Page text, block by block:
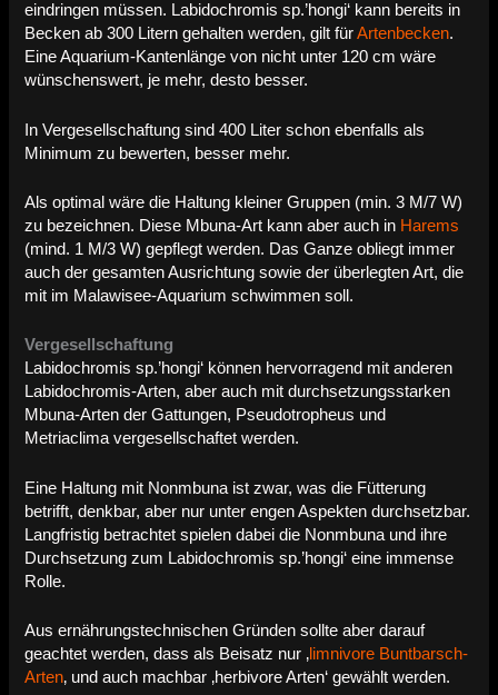
eindringen müssen. Labidochromis sp.’hongi‘ kann bereits in
Becken ab 300 Litern gehalten werden, gilt fürArtenbecken.
Eine Aquarium-Kantenlänge von nicht unter 120 cm wäre
wünschenswert, je mehr, desto besser.
In Vergesellschaftung sind 400 Liter schon ebenfalls als
Minimum zu bewerten, besser mehr.
Als optimal wäre die Haltung kleiner Gruppen (min. 3 M/7 W)
zu bezeichnen. Diese Mbuna-Art kann aber auch in Harems
(mind. 1 M/3 W) gepflegt werden. Das Ganze obliegt immer
auch der gesamten Ausrichtung sowie der überlegten Art, die
mit im Malawisee-Aquarium schwimmen soll.
Vergesellschaftung
Labidochromis sp.’hongi‘ können hervorragend mit anderen
Labidochromis-Arten, aber auch mit durchsetzungsstarken
Mbuna-Arten der Gattungen, Pseudotropheus und
Metriaclima vergesellschaftet werden.
Eine Haltung mit Nonmbuna ist zwar, was die Fütterung
betrifft, denkbar, aber nur unter engen Aspekten durchsetzbar.
Langfristig betrachtet spielen dabei die Nonmbuna und ihre
Durchsetzung zum Labidochromis sp.’hongi‘ eine immense
Rolle.
Aus ernährungstechnischen Gründen sollte aber darauf
geachtet werden, dass als Beisatz nur ‚ limnivore Buntbarsch-
Arten‚ und auch machbar ‚herbivore Arten‘ gewählt werden.